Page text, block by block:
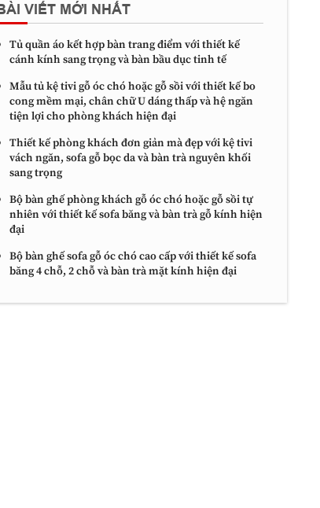
VIẾT MỚI NHẤT
Tủ quần áo kết hợp bàn trang điểm với thiết kế
cánh kính sang trọng và bàn bầu dục tinh tế
Mẫu tủ kệ tivi gỗ óc chó hoặc gỗ sồi với thiết kế bo
cong mềm mại, chân chữ U dáng thấp và hệ ngăn
tiện lợi cho phòng khách hiện đại
Thiết kế phòng khách đơn giản mà đẹp với kệ tivi
vách ngăn, sofa gỗ bọc da và bàn trà nguyên khối
sang trọng
Bộ bàn ghế phòng khách gỗ óc chó hoặc gỗ sồi tự
nhiên với thiết kế sofa băng và bàn trà gỗ kính hiện
đại
Bộ bàn ghế sofa gỗ óc chó cao cấp với thiết kế sofa
băng 4 chỗ, 2 chỗ và bàn trà mặt kính hiện đại